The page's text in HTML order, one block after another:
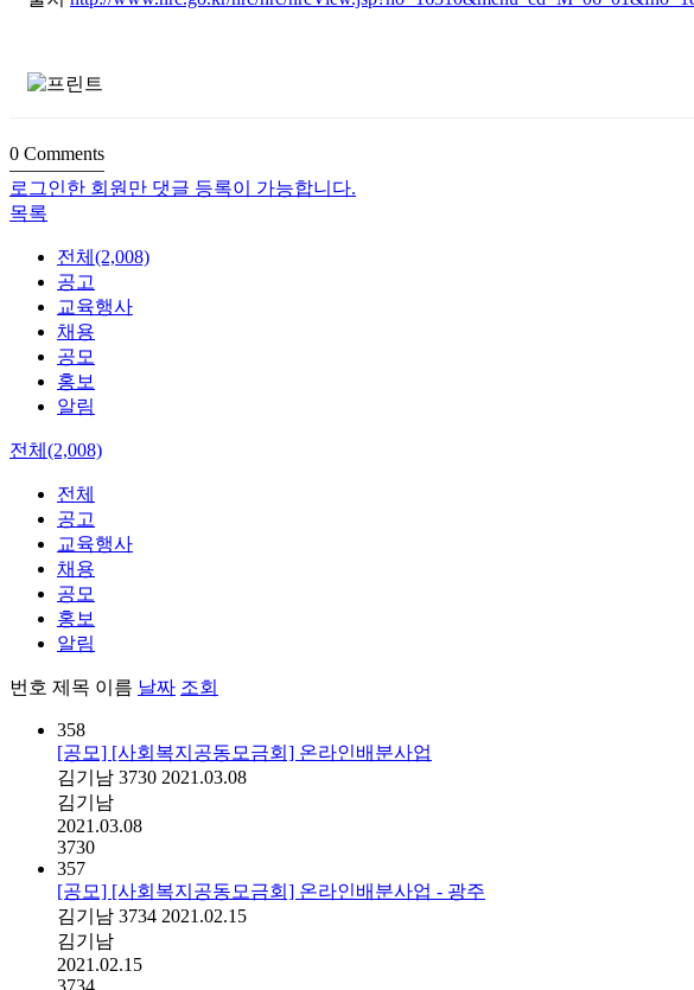
0 Comments
로그인한 회원만 댓글 등록이 가능합니다.
목록
전체(2,008)
공고
교육행사
채용
공모
홍보
알림
전체(2,008)
전체
공고
교육행사
채용
공모
홍보
알림
번호 제목 이름 날짜 조회
358
[공모] [사회복지공동모금회] 온라인배분사업
김기남 3730 2021.03.08
김기남
2021.03.08
3730
357
[공모] [사회복지공동모금회] 온라인배분사업 - 광주
김기남 3734 2021.02.15
김기남
2021.02.15
3734